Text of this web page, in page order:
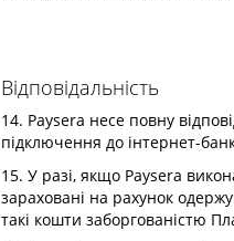
Відповідальність
14. Paysera несе повну
підключення до інтернет-
15. У разі, якщо Paysera
зараховані на рахунок
такі кошти заборгованістю